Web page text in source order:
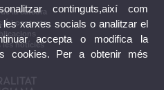
la càtedra
i contacte
les notícies
continguts,així com
les xarxes socials o analitzar el
accepta o modifica la
cookies. Per a obtenir més